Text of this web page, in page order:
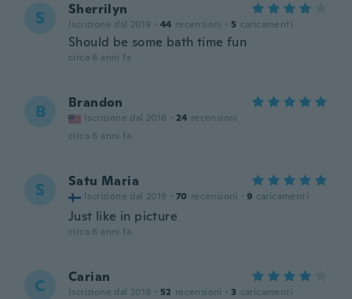
S Sherrilyn
Iscrizione dal 2019 · 44 recensioni · 5 caricamenti
Should be some bath time fun
circa 6 anni fa
B Brandon
Iscrizione dal 2016 · 24 recensioni
circa 6 anni fa
S Satu Maria
Iscrizione dal 2019 · 70 recensioni · 9 caricamenti
Just like in picture
circa 6 anni fa
C Carian
Iscrizione dal 2019 · 52 recensioni · 3 caricamenti